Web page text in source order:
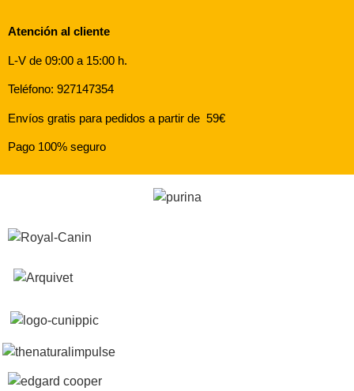
Atención al cliente
L-V de 09:00 a 15:00 h.
Teléfono: 927147354
Envíos gratis para pedidos a partir de 59€
Pago 100% seguro